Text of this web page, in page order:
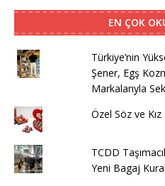
EN ÇOK
Türkiye’nin
Şener, Egş
Markalarıyla
Özel Söz ve
TCDD
Yeni Bagaj